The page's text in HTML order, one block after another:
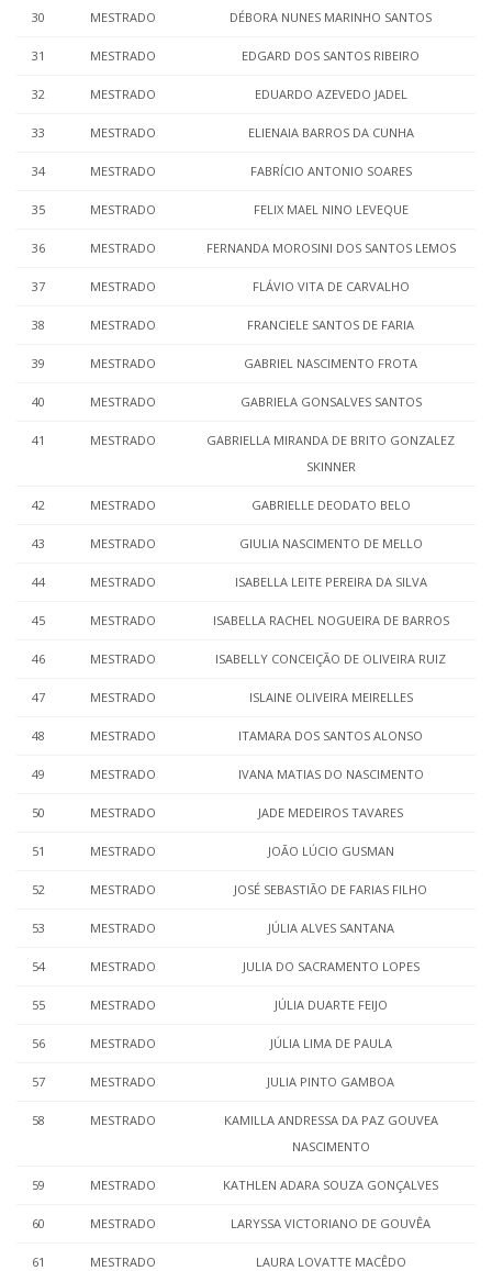
30 MESTRADO DÉBORA NUNES MARINHO SANTOS
31 MESTRADO EDGARD DOS SANTOS RIBEIRO
32 MESTRADO EDUARDO AZEVEDO JADEL
33 MESTRADO ELIENAIA BARROS DA CUNHA
34 MESTRADO FABRÍCIO ANTONIO SOARES
35 MESTRADO FELIX MAEL NINO LEVEQUE
36 MESTRADO FERNANDA MOROSINI DOS SANTOS LEMOS
37 MESTRADO FLÁVIO VITA DE CARVALHO
38 MESTRADO FRANCIELE SANTOS DE FARIA
39 MESTRADO GABRIEL NASCIMENTO FROTA
40 MESTRADO GABRIELA GONSALVES SANTOS
41 MESTRADO
GABRIELLA MIRANDA DE BRITO GONZALEZ
SKINNER
42 MESTRADO GABRIELLE DEODATO BELO
43 MESTRADO GIULIA NASCIMENTO DE MELLO
44 MESTRADO ISABELLA LEITE PEREIRA DA SILVA
45 MESTRADO ISABELLA RACHEL NOGUEIRA DE BARROS
46 MESTRADO ISABELLY CONCEIÇÃO DE OLIVEIRA RUIZ
47 MESTRADO ISLAINE OLIVEIRA MEIRELLES
48 MESTRADO ITAMARA DOS SANTOS ALONSO
49 MESTRADO IVANA MATIAS DO NASCIMENTO
50 MESTRADO JADE MEDEIROS TAVARES
51 MESTRADO JOÃO LÚCIO GUSMAN
52 MESTRADO JOSÉ SEBASTIÃO DE FARIAS FILHO
53 MESTRADO JÚLIA ALVES SANTANA
54 MESTRADO JULIA DO SACRAMENTO LOPES
55 MESTRADO JÚLIA DUARTE FEIJO
56 MESTRADO JÚLIA LIMA DE PAULA
57 MESTRADO JULIA PINTO GAMBOA
58 MESTRADO
KAMILLA ANDRESSA DA PAZ GOUVEA
NASCIMENTO
59 MESTRADO KATHLEN ADARA SOUZA GONÇALVES
60 MESTRADO LARYSSA VICTORIANO DE GOUVÊA
61 MESTRADO LAURA LOVATTE MACÊDO